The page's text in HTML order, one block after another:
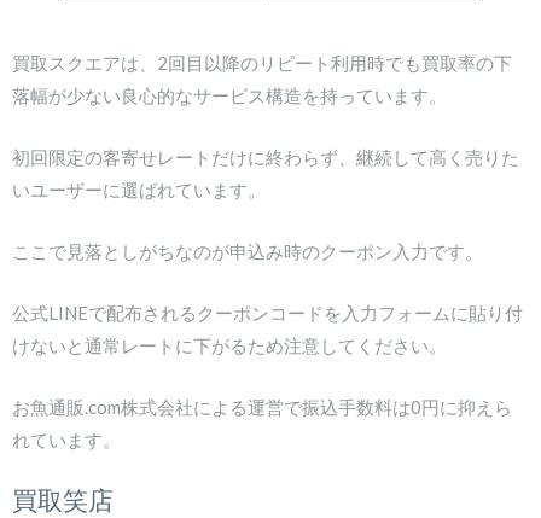
買取スクエアは、2回目以降のリピート利用時でも買取率の下
落幅が少ない良心的なサービス構造を持っています。
初回限定の客寄せレートだけに終わらず、継続して高く売りた
いユーザーに選ばれています。
ここで見落としがちなのが申込み時のクーポン入力です。
公式LINEで配布されるクーポンコードを入力フォームに貼り付
けないと通常レートに下がるため注意してください。
お魚通販.com株式会社による運営で振込手数料は0円に抑えら
れています。
買取笑店